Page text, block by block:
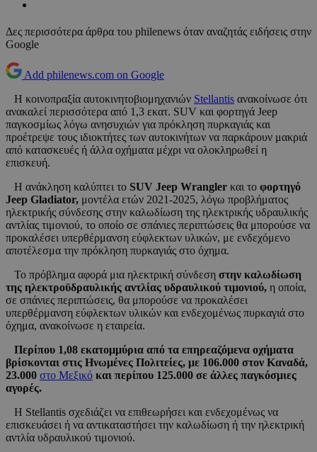
Δες περισσότερα άρθρα του philenews όταν αναζητάς ειδήσεις στην
Google
Add philenews.com on Google
Η κοινοπραξία αυτοκινητοβιομηχανιών Stellantis ανακοίνωσε ότι
ανακαλεί περισσότερα από 1,3 εκατ. SUV και φορτηγά Jeep
παγκοσμίως λόγω ανησυχιών για πρόκληση πυρκαγιάς και
προέτρεψε τους ιδιοκτήτες των αυτοκινήτων να παρκάρουν μακριά
από κατασκευές ή άλλα οχήματα μέχρι να ολοκληρωθεί η
επισκευή.
Η ανάκληση καλύπτει το SUV Jeep Wrangler και το φορτηγό
Jeep Gladiator, μοντέλα ετών 2021-2025, λόγω προβλήματος
ηλεκτρικής σύνδεσης στην καλωδίωση της ηλεκτρικής υδραυλικής
αντλίας τιμονιού, το οποίο σε σπάνιες περιπτώσεις θα μπορούσε να
προκαλέσει υπερθέρμανση εύφλεκτων υλικών, με ενδεχόμενο
αποτέλεσμα την πρόκληση πυρκαγιάς στο όχημα.
Το πρόβλημα αφορά μια ηλεκτρική σύνδεση στην καλωδίωση
της ηλεκτροϋδραυλικής αντλίας υδραυλικού τιμονιού, η οποία,
σε σπάνιες περιπτώσεις, θα μπορούσε να προκαλέσει
υπερθέρμανση εύφλεκτων υλικών και ενδεχομένως πυρκαγιά στο
όχημα, ανακοίνωσε η εταιρεία.
Περίπου 1,08 εκατομμύρια από τα επηρεαζόμενα οχήματα
βρίσκονται στις Ηνωμένες Πολιτείες, με 106.000 στον Καναδά,
23.000 στο Μεξικό και περίπου 125.000 σε άλλες παγκόσμιες
αγορές.
Η Stellantis σχεδιάζει να επιθεωρήσει και ενδεχομένως να
επισκευάσει ή να αντικαταστήσει την καλωδίωση ή την ηλεκτρική
αντλία υδραυλικού τιμονιού.